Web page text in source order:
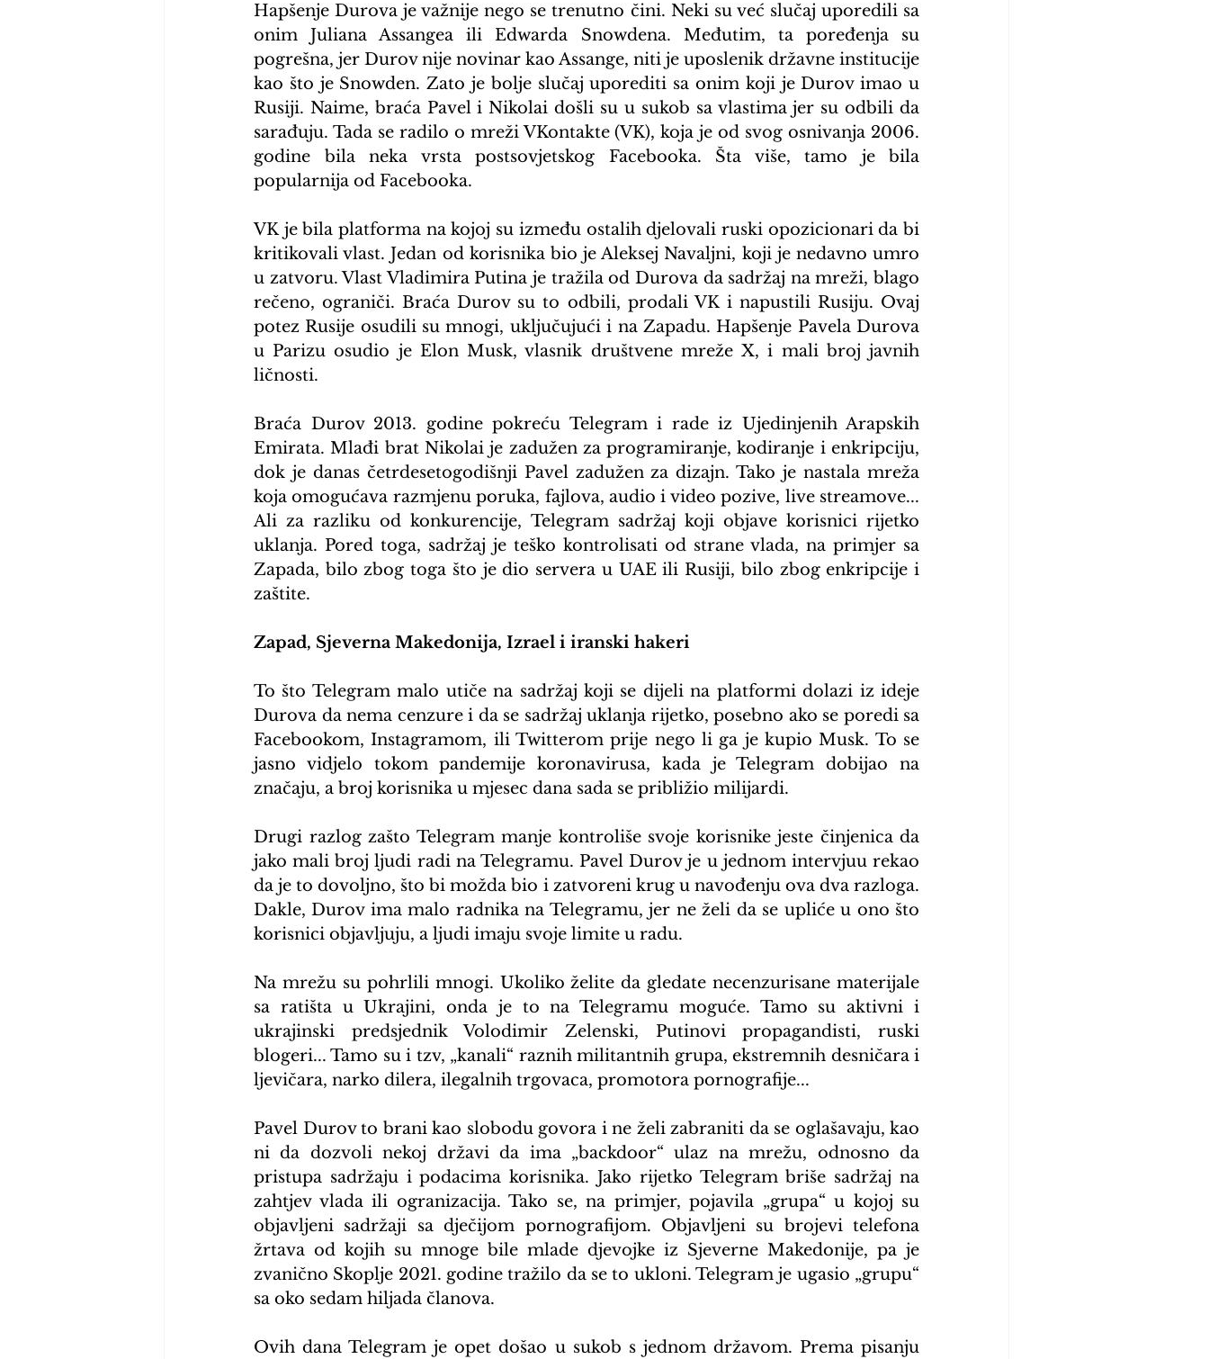
Hapšenje Durova je važnije nego se trenutno čini. Neki su već slučaj uporedili sa
onim Juliana Assangea ili Edwarda Snowdena. Međutim, ta poređenja su
pogrešna, jer Durov nije novinar kao Assange, niti je uposlenik državne institucije
kao što je Snowden. Zato je bolje slučaj uporediti sa onim koji je Durov imao u
Rusiji. Naime, braća Pavel i Nikolai došli su u sukob sa vlastima jer su odbili da
sarađuju. Tada se radilo o mreži VKontakte (VK), koja je od svog osnivanja 2006.
godine bila neka vrsta postsovjetskog Facebooka. Šta više, tamo je bila
popularnija od Facebooka.
VK je bila platforma na kojoj su između ostalih djelovali ruski opozicionari da bi
kritikovali vlast. Jedan od korisnika bio je Aleksej Navaljni, koji je nedavno umro
u zatvoru. Vlast Vladimira Putina je tražila od Durova da sadržaj na mreži, blago
rečeno, ograniči. Braća Durov su to odbili, prodali VK i napustili Rusiju. Ovaj
potez Rusije osudili su mnogi, uključujući i na Zapadu. Hapšenje Pavela Durova
u Parizu osudio je Elon Musk, vlasnik društvene mreže X, i mali broj javnih
ličnosti.
Braća Durov 2013. godine pokreću Telegram i rade iz Ujedinjenih Arapskih
Emirata. Mlađi brat Nikolai je zadužen za programiranje, kodiranje i enkripciju,
dok je danas četrdesetogodišnji Pavel zadužen za dizajn. Tako je nastala mreža
koja omogućava razmjenu poruka, fajlova, audio i video pozive, live streamove...
Ali za razliku od konkurencije, Telegram sadržaj koji objave korisnici rijetko
uklanja. Pored toga, sadržaj je teško kontrolisati od strane vlada, na primjer sa
Zapada, bilo zbog toga što je dio servera u UAE ili Rusiji, bilo zbog enkripcije i
zaštite.
Zapad, Sjeverna Makedonija, Izrael i iranski hakeri
To što Telegram malo utiče na sadržaj koji se dijeli na platformi dolazi iz ideje
Durova da nema cenzure i da se sadržaj uklanja rijetko, posebno ako se poredi sa
Facebookom, Instagramom, ili Twitterom prije nego li ga je kupio Musk. To se
jasno vidjelo tokom pandemije koronavirusa, kada je Telegram dobijao na
značaju, a broj korisnika u mjesec dana sada se približio milijardi.
Drugi razlog zašto Telegram manje kontroliše svoje korisnike jeste činjenica da
jako mali broj ljudi radi na Telegramu. Pavel Durov je u jednom intervjuu rekao
da je to dovoljno, što bi možda bio i zatvoreni krug u navođenju ova dva razloga.
Dakle, Durov ima malo radnika na Telegramu, jer ne želi da se upliće u ono što
korisnici objavljuju, a ljudi imaju svoje limite u radu.
Na mrežu su pohrlili mnogi. Ukoliko želite da gledate necenzurisane materijale
sa ratišta u Ukrajini, onda je to na Telegramu moguće. Tamo su aktivni i
ukrajinski predsjednik Volodimir Zelenski, Putinovi propagandisti, ruski
blogeri... Tamo su i tzv, „kanali“ raznih militantnih grupa, ekstremnih desničara i
ljevičara, narko dilera, ilegalnih trgovaca, promotora pornografije...
Pavel Durov to brani kao slobodu govora i ne želi zabraniti da se oglašavaju, kao
ni da dozvoli nekoj državi da ima „backdoor“ ulaz na mrežu, odnosno da
pristupa sadržaju i podacima korisnika. Jako rijetko Telegram briše sadržaj na
zahtjev vlada ili ogranizacija. Tako se, na primjer, pojavila „grupa“ u kojoj su
objavljeni sadržaji sa dječijom pornografijom. Objavljeni su brojevi telefona
žrtava od kojih su mnoge bile mlade djevojke iz Sjeverne Makedonije, pa je
zvanično Skoplje 2021. godine tražilo da se to ukloni. Telegram je ugasio „grupu“
sa oko sedam hiljada članova.
Ovih dana Telegram je opet došao u sukob s jednom državom. Prema pisanju